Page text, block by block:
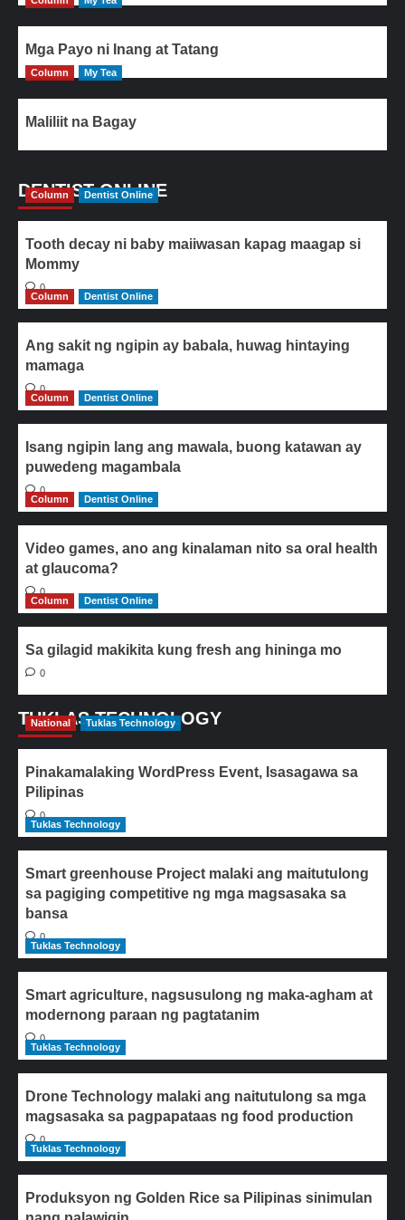
Mga Payo ni Inang at Tatang
Column My Tea
Maliliit na Bagay
DENTIST ONLINE
Column Dentist Online
Tooth decay ni baby maiiwasan kapag maagap si
Mommy
0
Column
Dentist Online
Ang sakit ng ngipin ay babala, huwag hintaying
mamaga
0
Column
Dentist Online
Isang ngipin lang ang mawala, buong katawan ay
puwedeng magambala
0
Column
Dentist Online
Video games, ano ang kinalaman nito sa oral health
at glaucoma?
0
Column
Dentist Online
Sa gilagid makikita kung fresh ang hininga mo
0
TUKLAS TECHNOLOGY
National Tuklas Technology
Pinakamalaking WordPress Event, Isasagawa sa
Pilipinas
0
Tuklas Technology
Smart greenhouse Project malaki ang maitutulong
sa pagiging competitive ng mga magsasaka sa
bansa
0
Tuklas Technology
Smart agriculture, nagsusulong ng maka-agham at
modernong paraan ng pagtatanim
0
Tuklas Technology
Drone Technology malaki ang naitutulong sa mga
magsasaka sa pagpapataas ng food production
0
Tuklas Technology
Produksyon ng Golden Rice sa Pilipinas sinimulan